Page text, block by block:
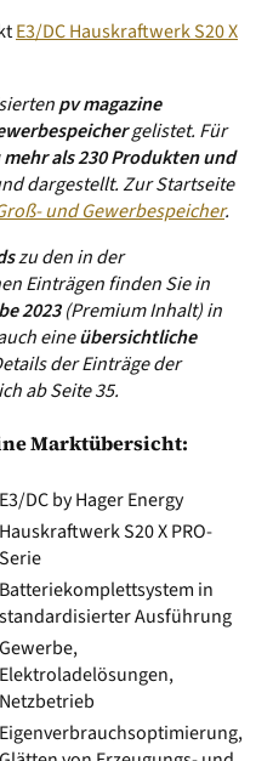
E3/DC Hauskraftwerk S20 X
pv magazine
gelistet. Für
mehr als 230 Produkten und
dargestellt.Zur Startseite
und Gewerbespeicher.
zu den in der
Einträgen finden Sie in
2023(Premium Inhalt) in
eineübersichtliche
der Einträge der
ab Seite 35.
Marktübersicht:
E3/DC by Hager Energy
Hauskraftwerk S20 X PRO-
Serie
Batteriekomplettsystem in
standardisierter Ausführung
Gewerbe,
Elektroladelösungen,
Netzbetrieb
Eigenverbrauchsoptimierung,